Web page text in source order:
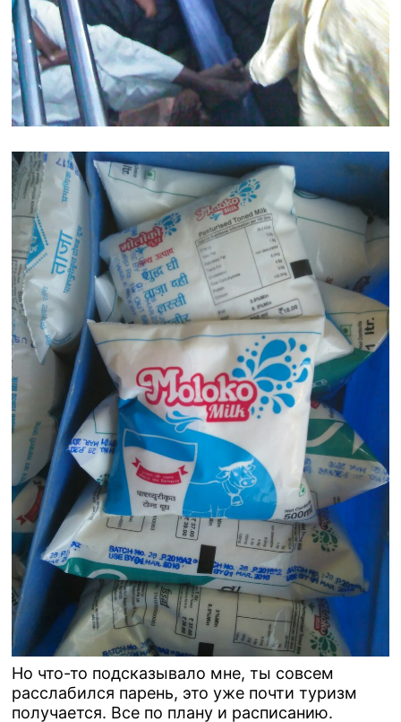
Но что-то подсказывало мне, ты совсем
расслабился парень, это уже почти туризм
получается. Все по плану и расписанию.